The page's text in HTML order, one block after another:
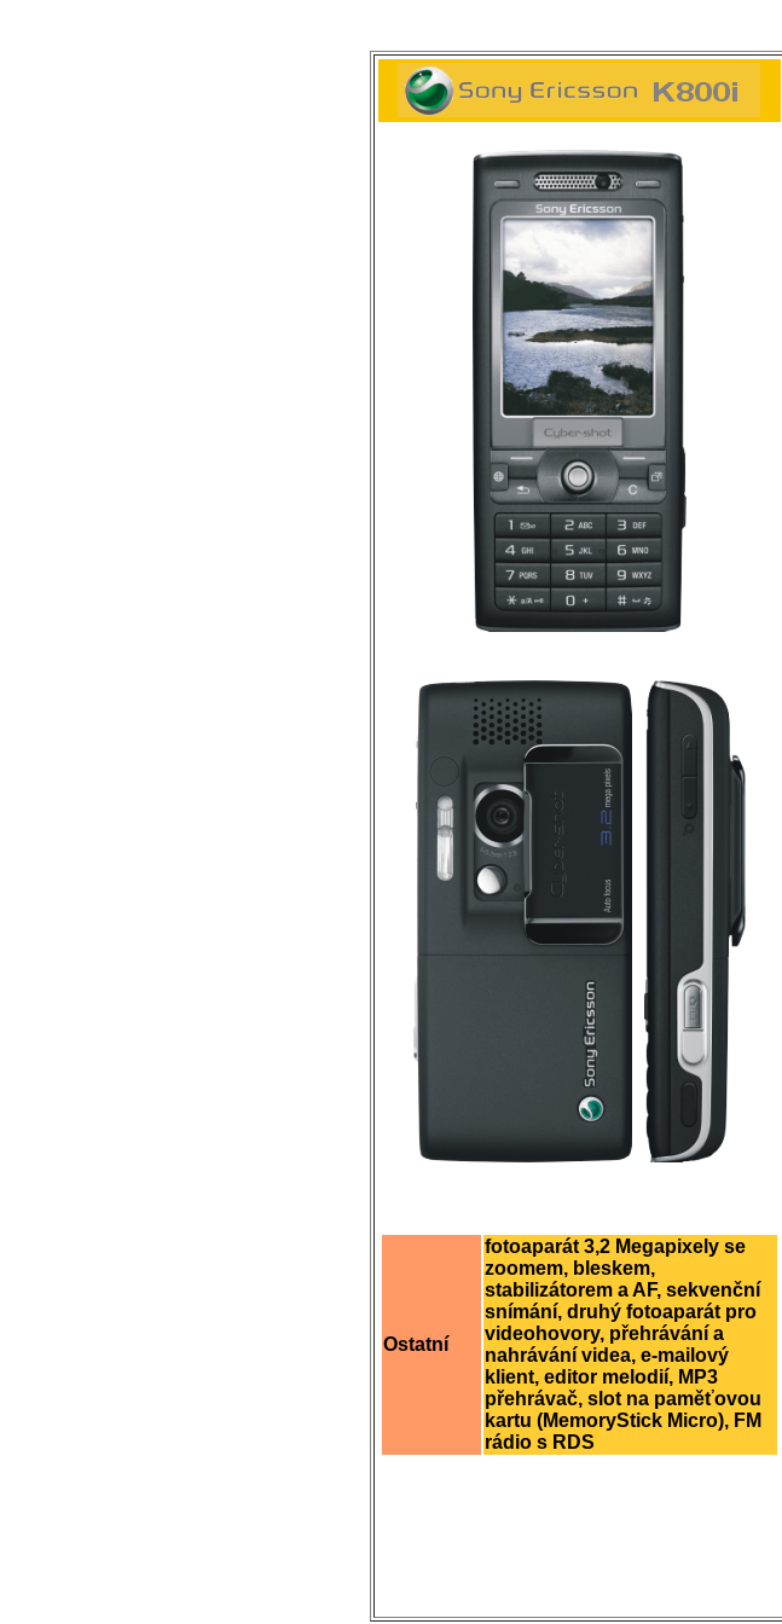
Ostatní
fotoaparát 3,2 Megapixely se
zoomem, bleskem,
stabilizátorem a AF, sekvenční
snímání, druhý fotoaparát pro
videohovory, přehrávání a
nahrávání videa, e-mailový
klient, editor melodií, MP3
přehrávač, slot na paměťovou
kartu (MemoryStick Micro), FM
rádio s RDS